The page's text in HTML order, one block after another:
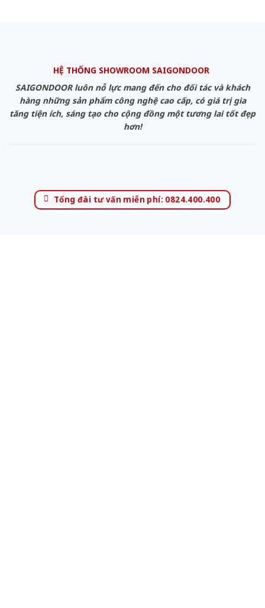
HỆ THỐNG SHOWROOM SAIGONDOOR
SAIGONDOOR luôn nỗ lực mang đến cho đối tác và khách
hàng những sản phẩm công nghệ cao cấp, có giá trị gia
tăng tiện ích, sáng tạo cho cộng đồng một tương lai tốt đẹp
hơn!
Tổng đài tư vấn miễn phí: 0824.400.400